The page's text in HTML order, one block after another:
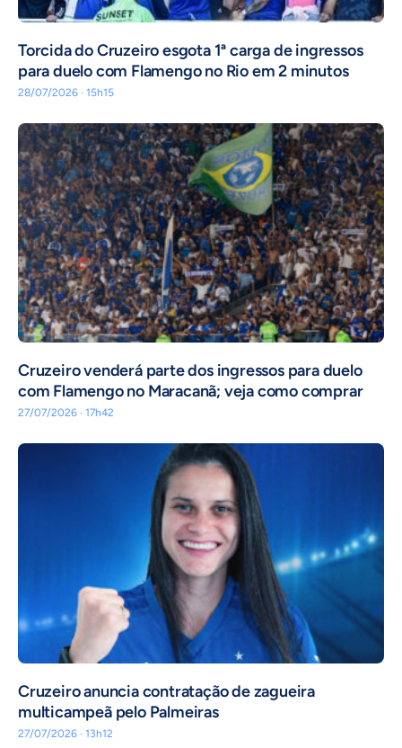
Torcida do Cruzeiro esgota 1ª carga de ingressos
para duelo com Flamengo no Rio em 2 minutos
28/07/2026 · 15h15
Cruzeiro venderá parte dos ingressos para duelo
com Flamengo no Maracanã; veja como comprar
27/07/2026 · 17h42
Cruzeiro anuncia contratação de zagueira
multicampeã pelo Palmeiras
27/07/2026 · 13h12